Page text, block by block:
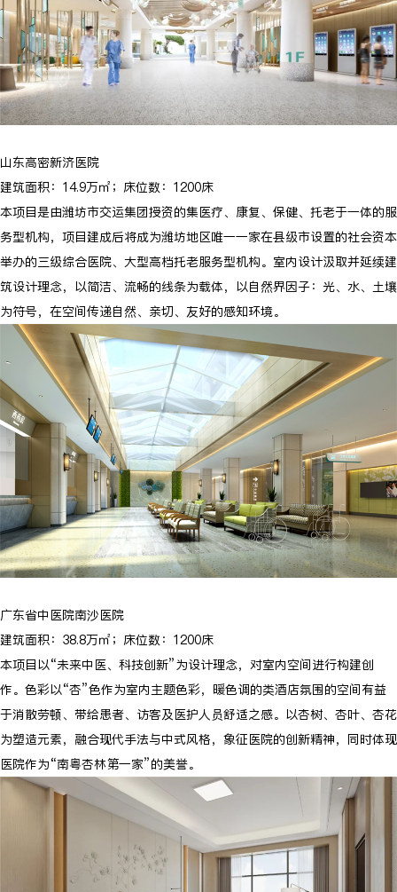
山东高密新济医院
建筑面积：14.9万㎡；床位数：1200床
本项目是由潍坊市交运集团授资的集医疗、康复、保健、托老于一体的服
务型机构，项目建成后将成为潍坊地区唯一一家在县级市设置的社会资本
举办的三级综合医院、大型高档托老服务型机构。室内设计汲取并延续建
筑设计理念，以简洁、流畅的线条为载体，以自然界因子：光、水、土壤
为符号，在空间传递自然、亲切、友好的感知环境。
广东省中医院南沙医院
建筑面积：38.8万㎡；床位数：1200床
本项目以“未来中医、科技创新”为设计理念，对室内空间进行构建创
作。色彩以“杏”色作为室内主题色彩，暖色调的类酒店氛围的空间有益
于消散劳顿、带给患者、访客及医护人员舒适之感。以杏树、杏叶、杏花
为塑造元素，融合现代手法与中式风格，象征医院的创新精神，同时体现
医院作为“南粤杏林第一家”的美誉。